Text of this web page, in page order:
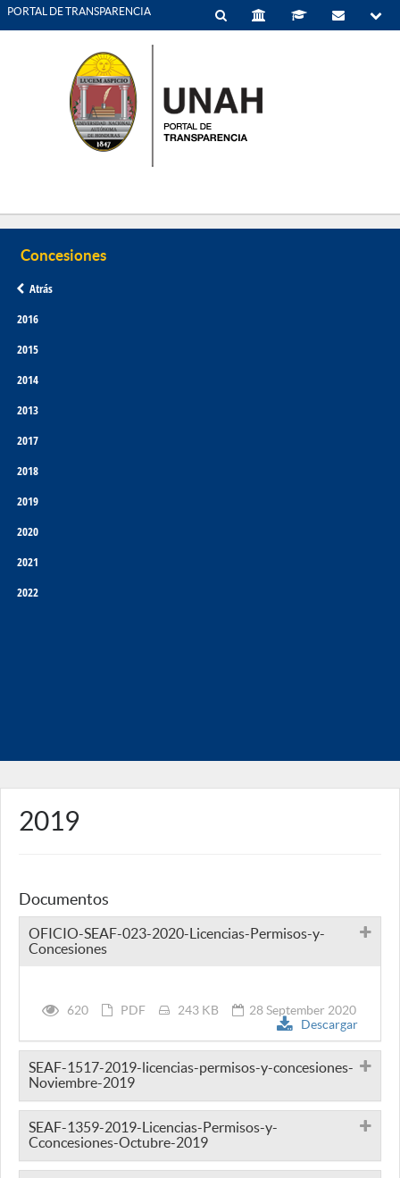
PORTAL DE TRANSPARENCIA
Atrás
2016
2015
2014
2013
2017
2018
2019
2020
2021
2022
2019
Documentos
OFICIO-SEAF-023-2020-Licencias-Permisos-y-
Concesiones
620 PDF 243 KB
28 September 2020
Descargar
SEAF-1517-2019-licencias-permisos-y-concesiones-
Noviembre-2019
SEAF-1359-2019-Licencias-Permisos-y-
Cconcesiones-Octubre-2019